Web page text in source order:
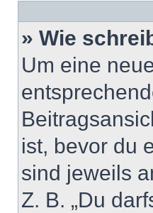
» Wie
Um eine
ist, bevor du
sind jeweils
Z. B. „Du